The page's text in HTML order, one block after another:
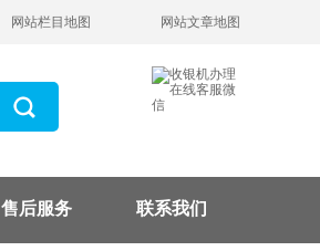
网站栏目地图 网站文章地图
售后服务 联系我们